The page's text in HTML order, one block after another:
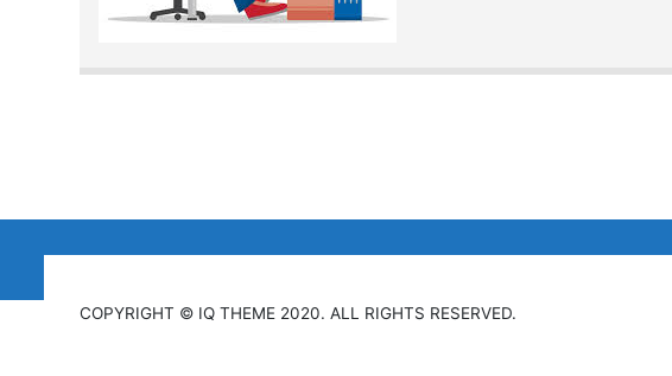
COPYRIGHT © IQ THEME 2020. ALL RIGHTS RESERVED.